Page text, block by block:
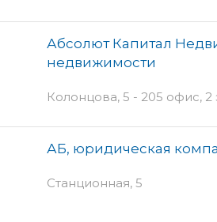
Абсолют Капитал
недвижимости
Колонцова, 5 - 205 офис,
АБ, юридическая
Станционная, 5